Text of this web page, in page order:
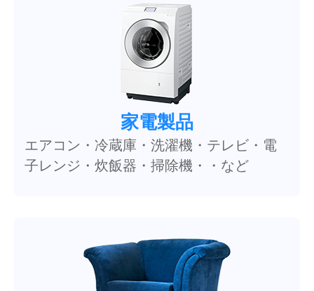
家電製品
エアコン・冷蔵庫・洗濯機・テレビ・電
子レンジ・炊飯器・掃除機・・など